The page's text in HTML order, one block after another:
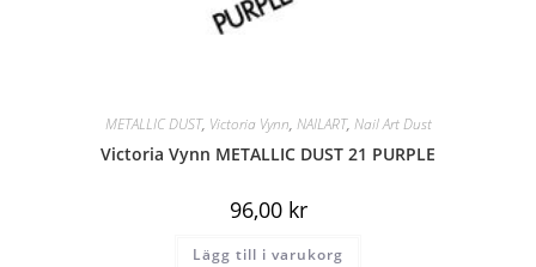
METALLIC DUST, Victoria Vynn, NAILART, Nail Art Dust
Victoria Vynn METALLIC DUST 21 PURPLE
96,00 kr
Lägg till i varukorg